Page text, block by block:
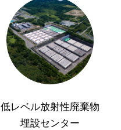
低レベル放射性廃棄物
埋設センター